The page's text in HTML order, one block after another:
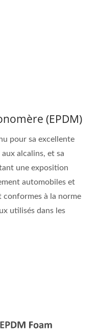
(EPDM)
pour sa excellente
alcalins, et sa
une exposition
automobiles et
conformes à la norme
utilisés dans les